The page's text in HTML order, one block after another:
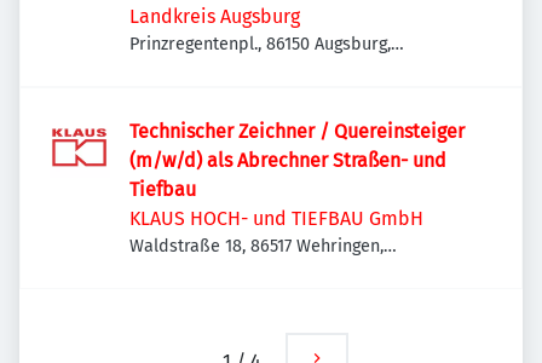
Landkreis Augsburg
Prinzregentenpl., 86150 Augsburg,
Technischer Zeichner / Quereinsteiger
(m/w/d) als Abrechner Straßen- und
Tiefbau
KLAUS HOCH- und TIEFBAU GmbH
Waldstraße 18, 86517 Wehringen,